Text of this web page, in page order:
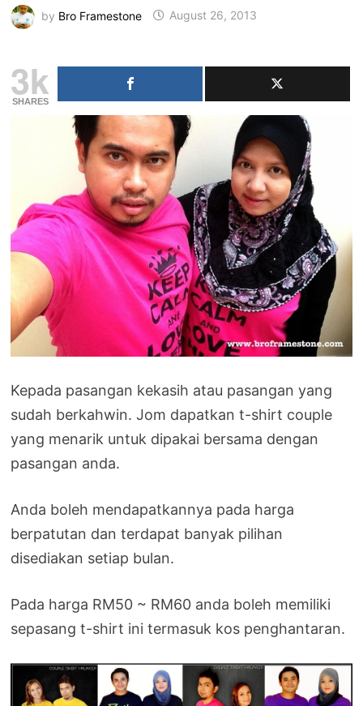
by Bro Framestone August 26, 2013
3k
SHARES
Kepada pasangan kekasih atau pasangan yang
sudah berkahwin. Jom dapatkan t-shirt couple
yang menarik untuk dipakai bersama dengan
pasangan anda.
Anda boleh mendapatkannya pada harga
berpatutan dan terdapat banyak pilihan
disediakan setiap bulan.
Pada harga RM50 ~ RM60 anda boleh memiliki
sepasang t-shirt ini termasuk kos penghantaran.